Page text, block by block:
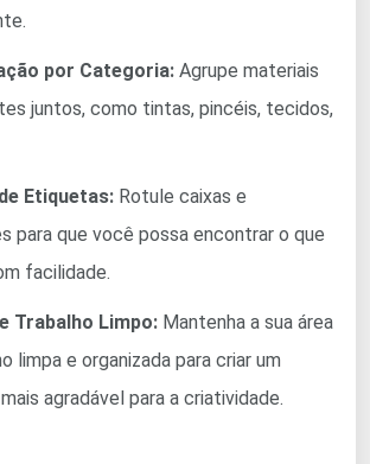
por Categoria: Agrupe materiais
juntos, como tintas, pincéis, tecidos,
Etiquetas: Rotule caixas e
para que você possa encontrar o que
facilidade.
Trabalho Limpo: Mantenha a sua área
limpa e organizada para criar um
agradável para a criatividade.